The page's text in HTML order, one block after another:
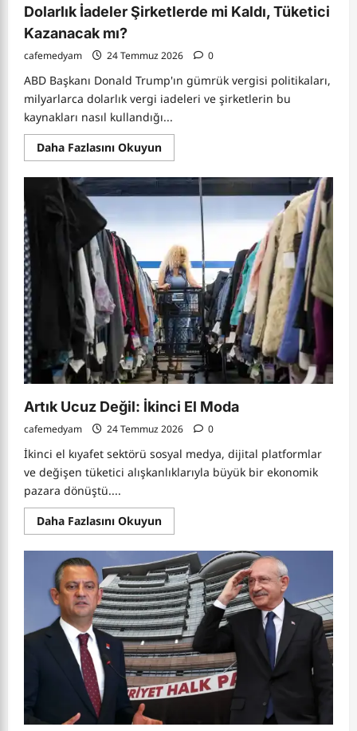
Dolarlık İadeler Şirketlerde mi Kaldı, Tüketici
Kazanacak mı?
cafemedyam 24 Temmuz 2026 0
ABD Başkanı Donald Trump'ın gümrük vergisi politikaları,
milyarlarca dolarlık vergi iadeleri ve şirketlerin bu
kaynakları nasıl kullandığı...
Daha Fazlasını OkuyunRead
more
Trump’ın
Gümrük
Milyarlarca
Dolarlık
İadeler
Şirketlerde
mi
Kaldı,
Tüketici
Kazanacak
mı?
Artık Ucuz Değil: İkinci El Moda
cafemedyam 24 Temmuz 2026 0
İkinci el kıyafet sektörü sosyal medya, dijital platformlar
ve değişen tüketici alışkanlıklarıyla büyük bir ekonomik
pazara dönüştü....
Daha Fazlasını OkuyunRead
more
Artık
Ucuz
Değil:
İkinci
El
Moda